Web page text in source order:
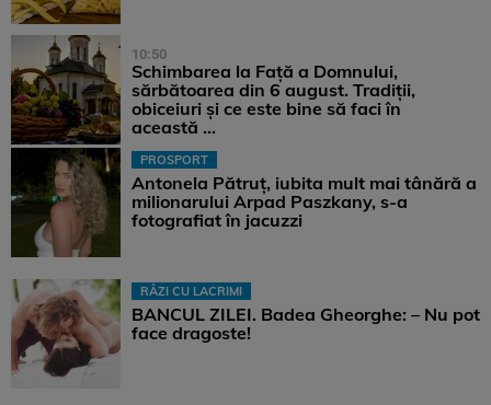
10:50
Schimbarea la Față a Domnului,
sărbătoarea din 6 august. Tradiții,
obiceiuri și ce este bine să faci în
această ...
PROSPORT
Antonela Pătruț, iubita mult mai tânără a
milionarului Arpad Paszkany, s-a
fotografiat în jacuzzi
RÂZI CU LACRIMI
BANCUL ZILEI. Badea Gheorghe: – Nu pot
face dragoste!